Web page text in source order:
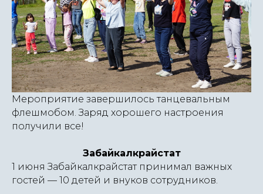
Мероприятие завершилось танцевальным
флешмобом. Заряд хорошего настроения
получили все!
Забайкалкрайстат
1 июня Забайкалкрайстат принимал важных
гостей — 10 детей и внуков сотрудников.